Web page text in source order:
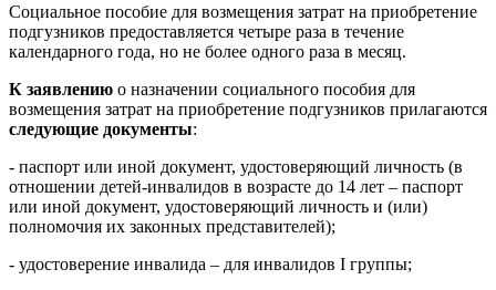
Социальное пособие для возмещения затрат на приобретение
подгузников предоставляется четыре раза в течение
календарного года, но не более одного раза в месяц.
К заявлению о назначении социального пособия для
возмещения затрат на приобретение подгузников прилагаются
следующие документы:
- паспорт или иной документ, удостоверяющий личность (в
отношении детей-инвалидов в возрасте до 14 лет – паспорт
или иной документ, удостоверяющий личность и (или)
полномочия их законных представителей);
- удостоверение инвалида – для инвалидов I группы;